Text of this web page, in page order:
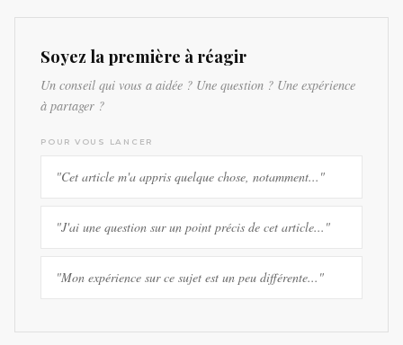
Soyez la première à réagir
Un conseil qui vous a aidée ? Une question ? Une expérience
à partager ?
POUR VOUS LANCER
"Cet article m'a appris quelque chose, notamment..."
"J'ai une question sur un point précis de cet article..."
"Mon expérience sur ce sujet est un peu différente..."